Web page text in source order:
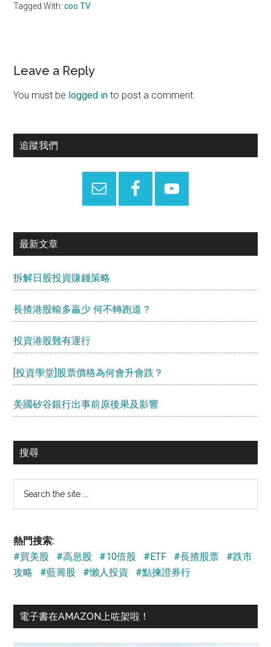
Tagged With:coo TV
Reader
Interactions
Leave a Reply
You must be logged in to post a comment.
Primary
追蹤我們
最新文章
拆解日股投資賺錢策略
長揸港股輸多贏少 何不轉跑道？
投資港股難有運行
[投資學堂]股票價格為何會升會跌？
美國矽谷銀行出事前原後果及影響
搜尋
熱門搜索:
#買美股
#高息股 #10倍股 #ETF #長揸股票
#跌市
攻略
#藍籌股 #懶人投資 #點揀證券行
電子書在AMAZON上咗架啦！